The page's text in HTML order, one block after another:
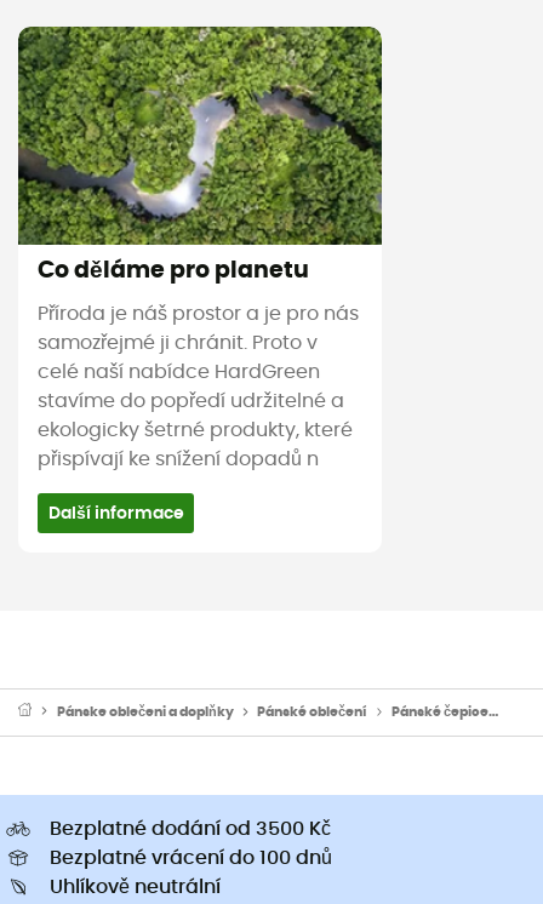
Co děláme pro planetu
Příroda je náš prostor a je pro nás
samozřejmé ji chránit. Proto v
celé naší nabídce HardGreen
stavíme do popředí udržitelné a
ekologicky šetrné produkty, které
přispívají ke snížení dopadů n
Další informace
Pánske oblečeni a doplňky Pánské oblečení Pánské čepice
Bezplatné dodání od 3500 Kč
Bezplatné vrácení do 100 dnů
Uhlíkově neutrální